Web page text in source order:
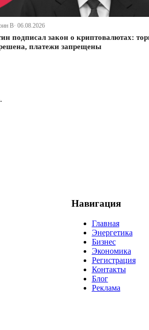
В· 06.08.2026
подписал закон о криптовалютах:
платежи запрещены
Навигация
Главная
Энергетика
Бизнес
Экономика
Регистрация
Контакты
Блог
Реклама